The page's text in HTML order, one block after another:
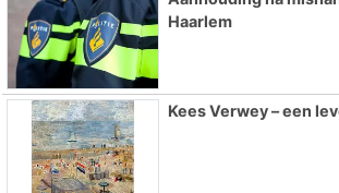
Haarlem
Kees Verwey – een